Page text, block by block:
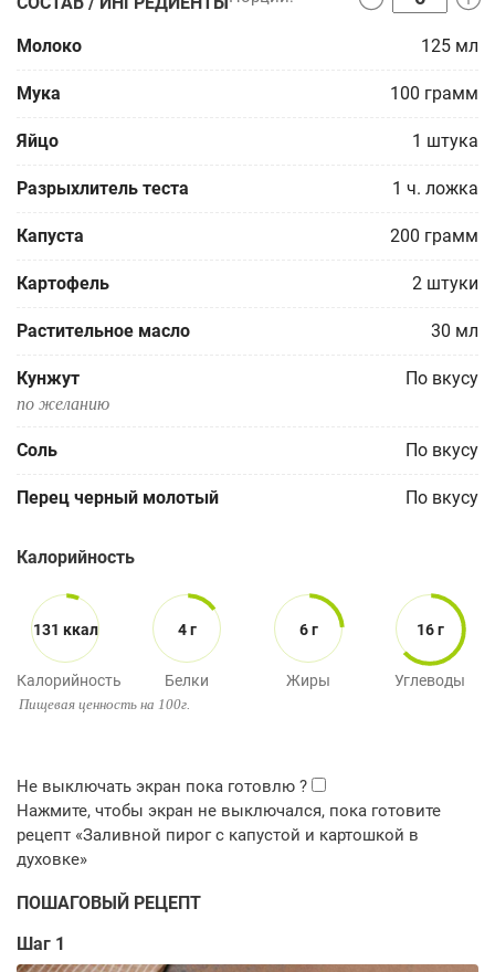
Молоко 125 мл
Мука 100 грамм
Яйцо 1 штука
Разрыхлитель теста 1 ч. ложка
Капуста 200 грамм
Картофель 2 штуки
Растительное масло 30 мл
Кунжут По вкусу
по желанию
Соль По вкусу
Перец черный молотый По вкусу
Калорийность
131 ккал
Калорийность
4 г
Белки
6 г
Жиры
16 г
Углеводы
Пищевая ценность на 100г.
ПОШАГОВЫЙ РЕЦЕПТ
Шаг 1